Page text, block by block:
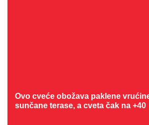
Ovo cveće obožava paklene
sunčane terase, a cveta čak na +40